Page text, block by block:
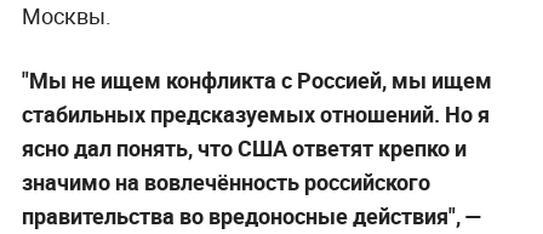
Москвы.
"Мы не ищем конфликта с Россией, мы ищем
стабильных предсказуемых отношений. Но я
ясно дал понять, что США ответят крепко и
значимо на вовлечённость российского
правительства во вредоносные действия", —